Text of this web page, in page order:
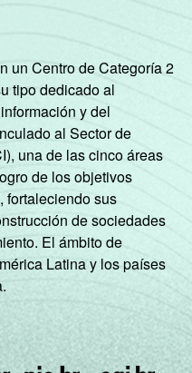
(Cetic.br),
tecnologias de
nos domicílios
2022.
un Centro de Categoría 2
tipo dedicado al
y del
al Sector de
una de las cinco áreas
de los objetivos
fortaleciendo sus
de sociedades
El ámbito de
Latina y los países